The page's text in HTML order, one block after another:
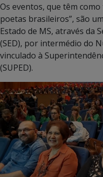
Os eventos, que têm
poetas brasileiros”, são
Estado de MS, através da
(SED), por intermédio do
vinculado à
(SUPED).